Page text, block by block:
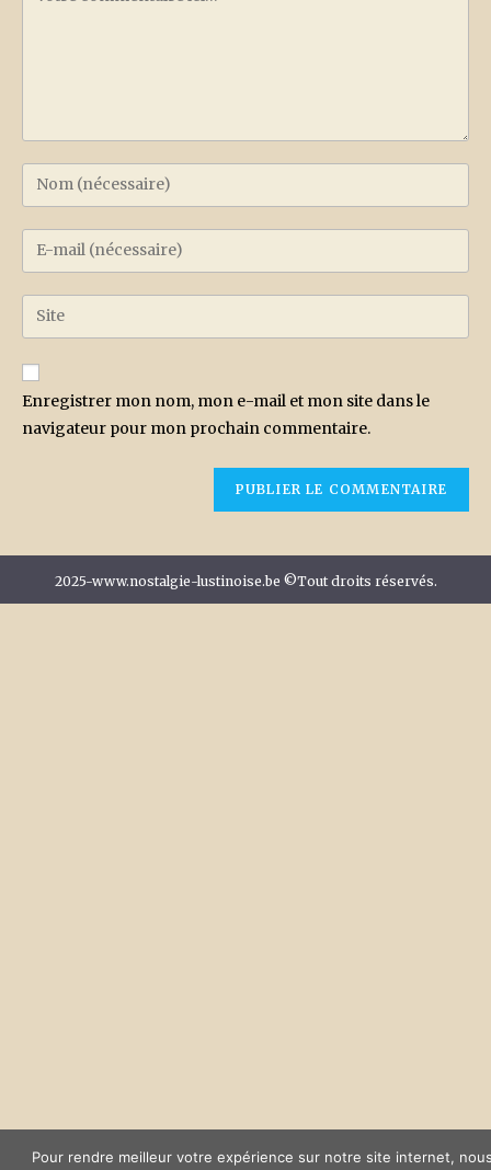
Enregistrer mon nom, mon e-mail et mon site dans le
navigateur pour mon prochain commentaire.
2025-www.nostalgie-lustinoise.be ©Tout droits réservés.
Pour rendre meilleur votre expérience sur notre site internet,